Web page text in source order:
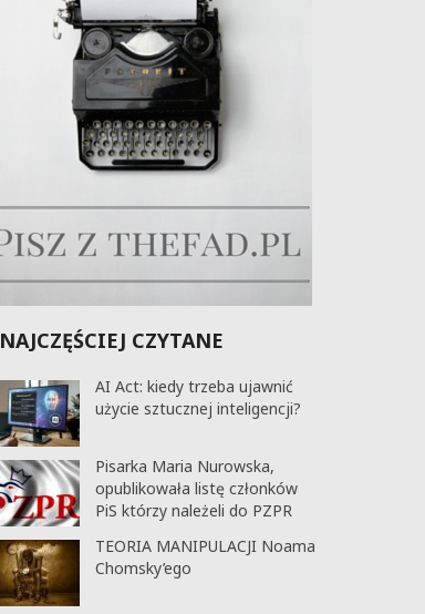
NAJCZĘŚCIEJ CZYTANE
AI Act: kiedy trzeba ujawnić
użycie sztucznej inteligencji?
Pisarka Maria Nurowska,
opublikowała listę członków
PiS którzy należeli do PZPR
TEORIA MANIPULACJI Noama
Chomsky’ego